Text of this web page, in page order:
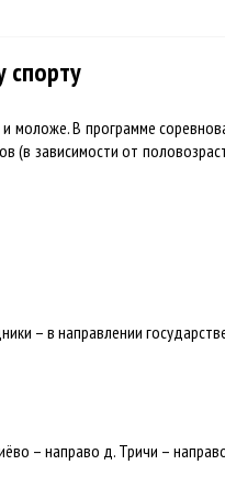
спорту
моложе. В программе
(в зависимости от
– в направлении
– направо д. Тричи –